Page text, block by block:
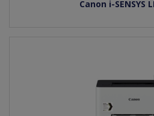
Canon i-SENSYS